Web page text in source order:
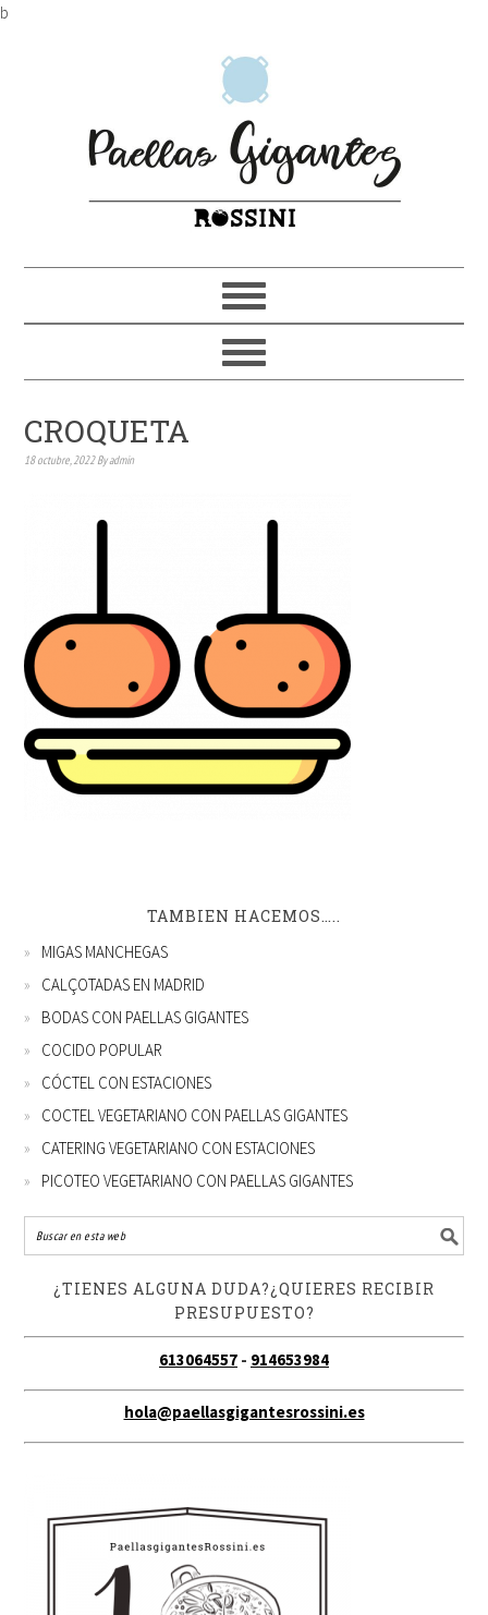
b
CROQUETA
18 octubre, 2022Byadmin
TAMBIEN HACEMOS…..
MIGAS MANCHEGAS
CALÇOTADAS EN MADRID
BODAS CON PAELLAS GIGANTES
COCIDO POPULAR
CÓCTEL CON ESTACIONES
COCTEL VEGETARIANO CON PAELLAS GIGANTES
CATERING VEGETARIANO CON ESTACIONES
PICOTEO VEGETARIANO CON PAELLAS GIGANTES
¿TIENES ALGUNA DUDA?¿QUIERES RECIBIR
PRESUPUESTO?
613064557 - 914653984
hola@paellasgigantesrossini.es